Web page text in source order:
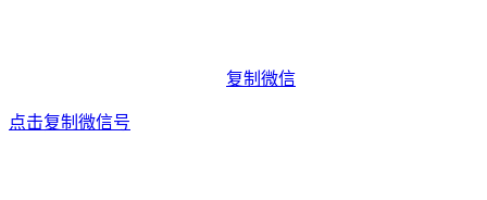
复制微信
点击复制微信号